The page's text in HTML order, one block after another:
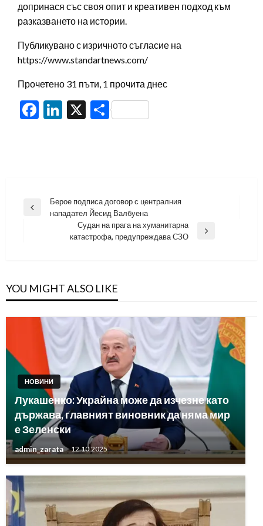
допринася със своя опит и креативен подход към
разказването на истории.
Публикувано с изричното съгласие на
https://www.standartnews.com/
Прочетено 31 пъти, 1 прочита днес
Facebook
LinkedIn
X Share
Навигация
Previous
Берое подписа договор с централния
нападател Йесид Валбуена
Судан на прага на хуманитарна
катастрофа, предупреждава СЗО
YOU MIGHT ALSO LIKE
НОВИНИ
Лукашенко: Украйна може да изчезне като
държава, главният виновник да няма мир
е Зеленски
admin_zarata 12.10.2025